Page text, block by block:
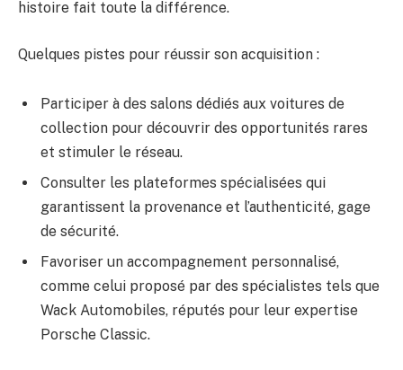
histoire fait toute la différence.
Quelques pistes pour réussir son acquisition :
Participer à des salons dédiés aux voitures de
collection pour découvrir des opportunités rares
et stimuler le réseau.
Consulter les plateformes spécialisées qui
garantissent la provenance et l’authenticité, gage
de sécurité.
Favoriser un accompagnement personnalisé,
comme celui proposé par des spécialistes tels que
Wack Automobiles, réputés pour leur expertise
Porsche Classic.